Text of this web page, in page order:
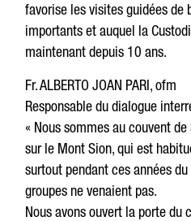
favorise les visites guidées
importants et auquel la
maintenant depuis 10 ans.
Fr. ALBERTO JOAN PARI, ofm
Responsable du dialogue
« Nous sommes au couvent
sur le Mont Sion, qui est
surtout pendant ces années
groupes ne venaient pas.
Nous avons ouvert la porte du